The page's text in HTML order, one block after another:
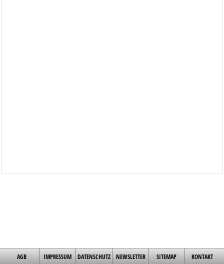
AGB IMPRESSUM DATENSCHUTZ NEWSLETTER SITEMAP KONTAKT